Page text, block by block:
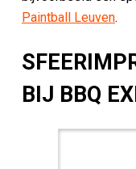
Paintball Leuven.
BIJ BBQ